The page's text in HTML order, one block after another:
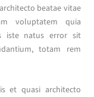
beatae vitae
voluptatem quia
iste natus error sit
totam rem
et quasi architecto